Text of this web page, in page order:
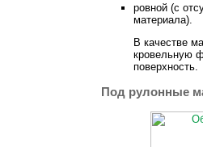
ровной (с
материала).
В качестве
кровельную
поверхность.
Под рулонные